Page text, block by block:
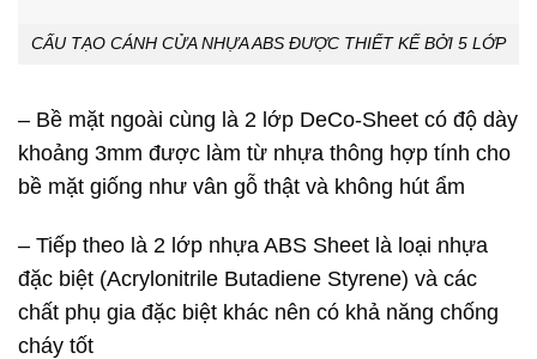
CẤU TẠO CÁNH CỬA NHỰA ABS ĐƯỢC THIẾT KẾ BỞI 5 LỚP
– Bề mặt ngoài cùng là 2 lớp DeCo-Sheet có độ dày
khoảng 3mm được làm từ nhựa thông hợp tính cho
bề mặt giống như vân gỗ thật và không hút ẩm
– Tiếp theo là 2 lớp nhựa ABS Sheet là loại nhựa
đặc biệt (Acrylonitrile Butadiene Styrene) và các
chất phụ gia đặc biệt khác nên có khả năng chống
cháy tốt